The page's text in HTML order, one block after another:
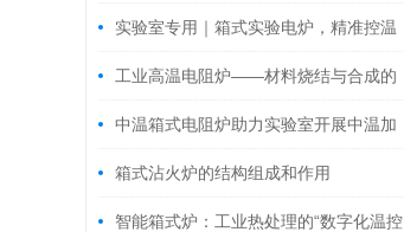
实验室专用｜箱式实验电炉，精准控温
适配多类实验场
工业高温电阻炉——材料烧结与合成的
核心装备
中温箱式电阻炉助力实验室开展中温加
热实验
箱式沾火炉的结构组成和作用
智能箱式炉：工业热处理的“数字化温控